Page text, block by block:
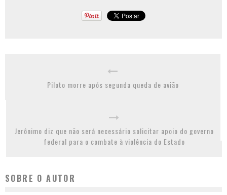
Piloto morre após segunda queda de avião
Jerônimo diz que não será necessário solicitar apoio do governo
federal para o combate à violência do Estado
SOBRE O AUTOR